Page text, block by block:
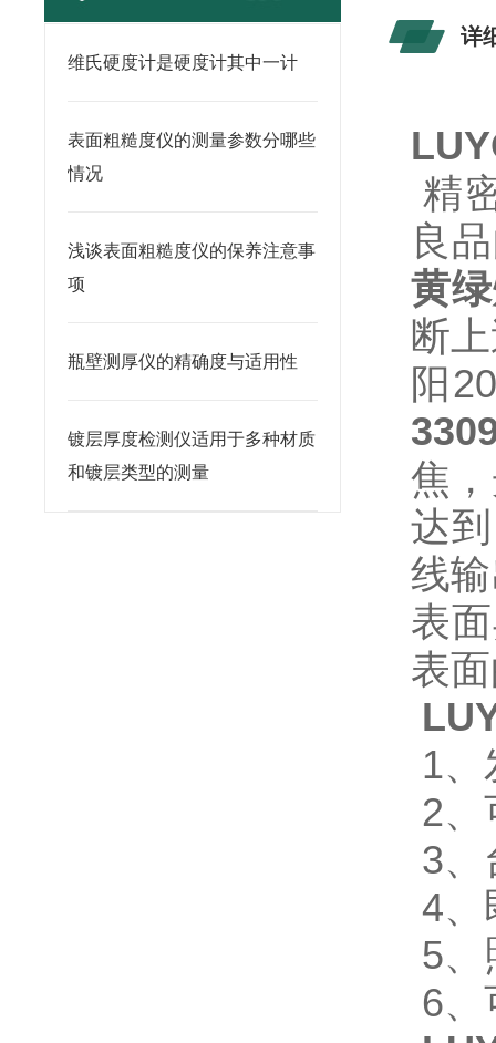
维氏硬度计是硬度计其中一计
表面粗糙度仪的测量参数分哪些
情况
浅谈表面粗糙度仪的保养注意事
项
瓶壁测厚仪的精确度与适用性
镀层厚度检测仪适用于多种材质
和镀层类型的测量
详
精
良
黄
断
阳
焦
达
线
表
表
1、
2、
3、
4、
5、
6、